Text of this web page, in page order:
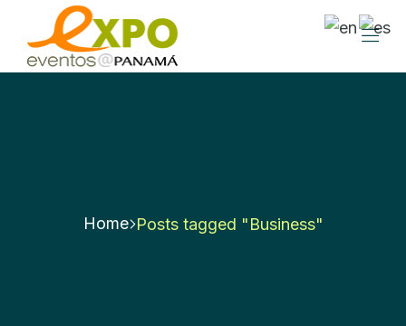
Home Posts tagged "Business"